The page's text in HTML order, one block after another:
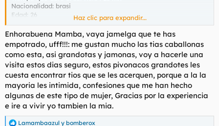
Nacionalidad: brasi
Edad: 26
Fotos reales: está más buena en persona
Carácter: muy simpática, implicada ,dicharachera
Descripción del fisico: os encontraréis una tía muy alta si se
pone los taconazos ,era más alta que yo.
Tetas naturales descomunales, culo grande y duro ,buen cuerpo
,natural, sin cicatrices ,mona de cara ,no le vi ni tatuajes ni
piercings,labios carnosos ,como en las fotos ,vamos.
Me recibe con vestido negro de noche y debajo su tanga ,como
debe ser.
Higiene: Buena
Fuma: ni idea
Aire acondicionado : si
Haz clic para expandir...
Enhorabuena Mamba, vaya jamelga que te has
empotrado, ufff!!!: me gustan mucho las tias caballonas
como esta, asi grandotas y jamonas, voy a hacerle una
visita estos dias seguro, estos pivonacos grandotes les
cuesta encontrar tios que se les acerquen, porque a la la
mayoria les intimida, confesiones que me han hecho
algunas de este tipo de mujer, Gracias por la experiencia
e ire a vivir yo tambien la mia.
Lamambaazul y bomberox